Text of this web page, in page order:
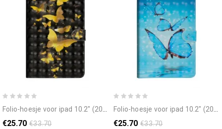
folio-hoesje voor ipad 10.2" (2020) (2019) / air 10.5" / pro 10.5" gele vlinders
€25.70 €33.70
folio-hoesje voor ipad 10.2" (2020) (2019) / air 10.5" / pro 10.5" spot licht vlinders
€25.70 €33.70